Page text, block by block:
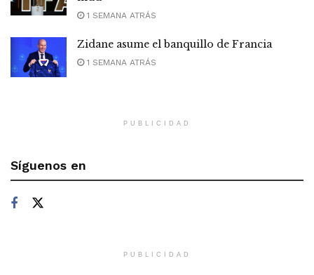
1 SEMANA ATRÁS
Zidane asume el banquillo de Francia
1 SEMANA ATRÁS
PUBLICIDAD
Síguenos en
PUBLICIDAD